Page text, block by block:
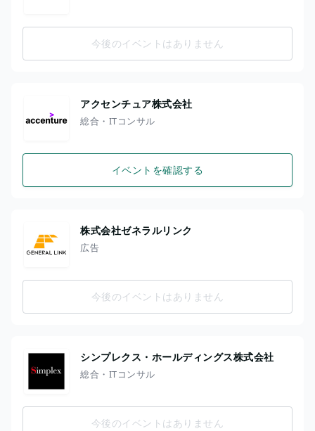
今後のイベントはありません
アクセンチュア株式会社
総合・ITコンサル
イベントを確認する
株式会社ゼネラルリンク
広告
今後のイベントはありません
シンプレクス・ホールディングス株式会社
総合・ITコンサル
今後のイベントはありません